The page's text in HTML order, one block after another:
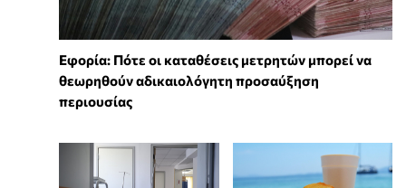
Εφορία: Πότε οι καταθέσεις μετρητών μπορεί να
θεωρηθούν αδικαιολόγητη προσαύξηση
περιουσίας